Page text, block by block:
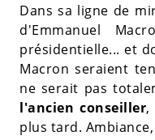
Dans sa ligne de
d'Emmanuel
présidentielle... et
Macron seraient
ne serait pas
l'ancien conseiller,
plus tard.